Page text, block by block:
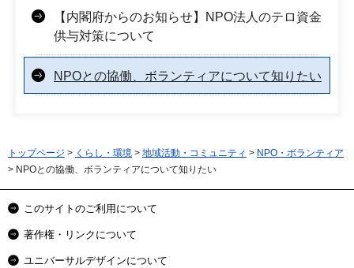
【内閣府からのお知らせ】NPO法人のテロ資金
供与対策について
NPOとの協働、ボランティアについて知りたい
トップページ > くらし・環境 > 地域活動・コミュニティ > NPO・ボランティア
> NPOとの協働、ボランティアについて知りたい
このサイトのご利用について
著作権・リンクについて
ユニバーサルデザインについて